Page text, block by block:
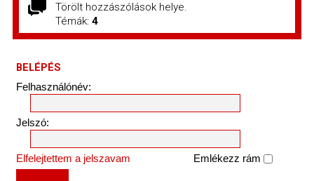
Törölt hozzászólások helye.
Témák: 4
BELÉPÉS
Felhasználónév:
Jelszó:
Elfelejtettem a jelszavam Emlékezz rám